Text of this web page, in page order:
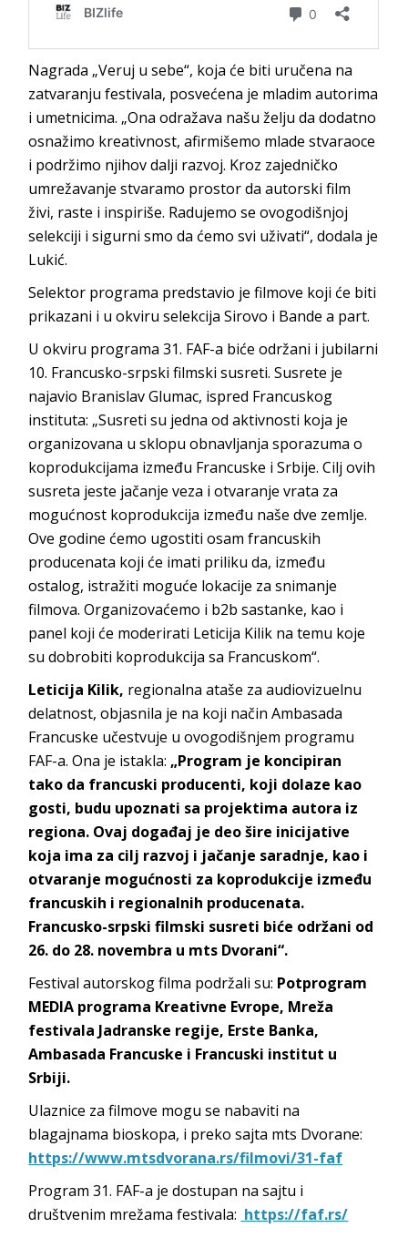
Nagrada „Veruj u sebe“, koja će biti uručena na
zatvaranju festivala, posvećena je mladim autorima
i umetnicima. „Ona odražava našu želju da dodatno
osnažimo kreativnost, afirmišemo mlade stvaraoce
i podržimo njihov dalji razvoj. Kroz zajedničko
umrežavanje stvaramo prostor da autorski film
živi, raste i inspiriše. Radujemo se ovogodišnjoj
selekciji i sigurni smo da ćemo svi uživati“, dodala je
Lukić.
Selektor programa predstavio je filmove koji će biti
prikazani i u okviru selekcija Sirovo i Bande a part.
U okviru programa 31. FAF-a biće održani i jubilarni
10. Francusko-srpski filmski susreti. Susrete je
najavio Branislav Glumac, ispred Francuskog
instituta: „Susreti su jedna od aktivnosti koja je
organizovana u sklopu obnavljanja sporazuma o
koprodukcijama između Francuske i Srbije. Cilj ovih
susreta jeste jačanje veza i otvaranje vrata za
mogućnost koprodukcija između naše dve zemlje.
Ove godine ćemo ugostiti osam francuskih
producenata koji će imati priliku da, između
ostalog, istražiti moguće lokacije za snimanje
filmova. Organizovaćemo i b2b sastanke, kao i
panel koji će moderirati Leticija Kilik na temu koje
su dobrobiti koprodukcija sa Francuskom“.
Leticija Kilik, regionalna ataše za audiovizuelnu
delatnost, objasnila je na koji način Ambasada
Francuske učestvuje u ovogodišnjem programu
FAF-a. Ona je istakla: „Program je koncipiran
tako da francuski producenti, koji dolaze kao
gosti, budu upoznati sa projektima autora iz
regiona. Ovaj događaj je deo šire inicijative
koja ima za cilj razvoj i jačanje saradnje, kao i
otvaranje mogućnosti za koprodukcije između
francuskih i regionalnih producenata.
Francusko-srpski filmski susreti biće održani od
26. do 28. novembra u mts Dvorani“.
Festival autorskog filma podržali su: Potprogram
MEDIA programa Kreativne Evrope, Mreža
festivala Jadranske regije, Erste Banka,
Ambasada Francuske i Francuski institut u
Srbiji.
Ulaznice za filmove mogu se nabaviti na
blagajnama bioskopa, i preko sajta mts Dvorane:
https://www.mtsdvorana.rs/filmovi/31-faf
Program 31. FAF-a je dostupan na sajtu i
društvenim mrežama festivala: https://faf.rs/